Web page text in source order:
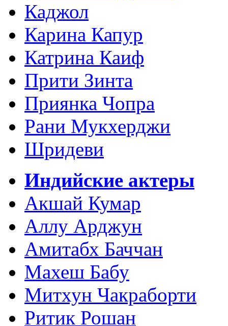
Каджол
Карина Капур
Катрина Каиф
Прити Зинта
Приянка Чопра
Рани Мукхерджи
Шридеви
Индийские актеры
Акшай Кумар
Аллу Арджун
Амитабх Баччан
Махеш Бабу
Митхун Чакраборти
Ритик Рошан